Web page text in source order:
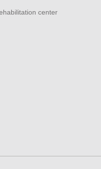
center